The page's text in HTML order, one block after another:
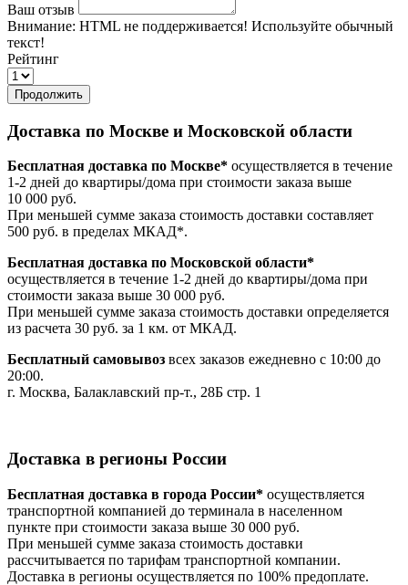
Ваш отзыв
Внимание: HTML не поддерживается! Используйте обычный
текст!
Рейтинг
Продолжить
Доставка по Москве и Московской области
Бесплатная доставка по Москве* осуществляется в течение
1-2 дней до квартиры/дома при стоимости заказа выше
10 000 руб.
При меньшей сумме заказа стоимость доставки составляет
500 руб. в пределах МКАД*.
Бесплатная доставка по Московской области*
осуществляется в течение 1-2 дней до квартиры/дома при
стоимости заказа выше 30 000 руб.
При меньшей сумме заказа стоимость доставки определяется
из расчета 30 руб. за 1 км. от МКАД.
Бесплатный самовывоз всех заказов ежедневно с 10:00 до
20:00.
г. Москва, Балаклавский пр-т., 28Б стр. 1
Доставка в регионы России
Бесплатная доставка в города России* осуществляется
транспортной компанией до терминала в населенном
пункте при стоимости заказа выше 30 000 руб.
При меньшей сумме заказа стоимость доставки
рассчитывается по тарифам транспортной компании.
Доставка в регионы осуществляется по 100% предоплате.